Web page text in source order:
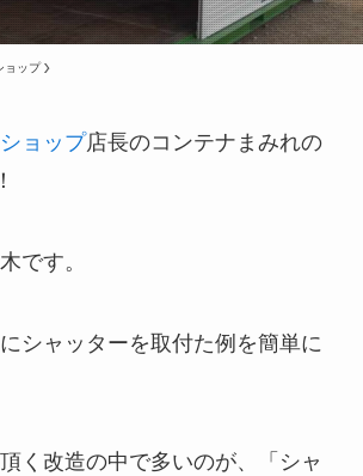
ョップ
ョップ店長のコンテナまみれの
です。
シャッターを取付た例を簡単に
く改造の中で多いのが、「シャ